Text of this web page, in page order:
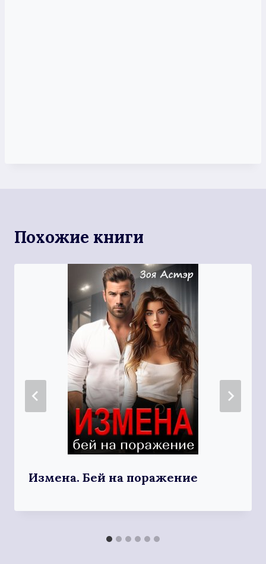
Похожие книги
Измена. Бей на поражение